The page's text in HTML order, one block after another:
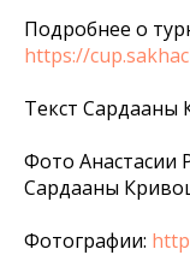
Подробнее о
https://
Текст
Фото Анастасии
Сардааны
Фотографии: